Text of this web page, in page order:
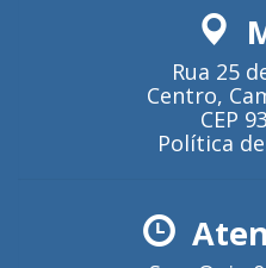
Rua 25
Centro,
CEP
Política